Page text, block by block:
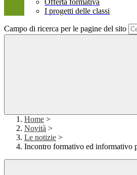
Offerta formativa
I progetti delle classi
Campo di ricerca per le pagine del sito
Home >
Novità >
Le notizie >
Incontro formativo ed informativo